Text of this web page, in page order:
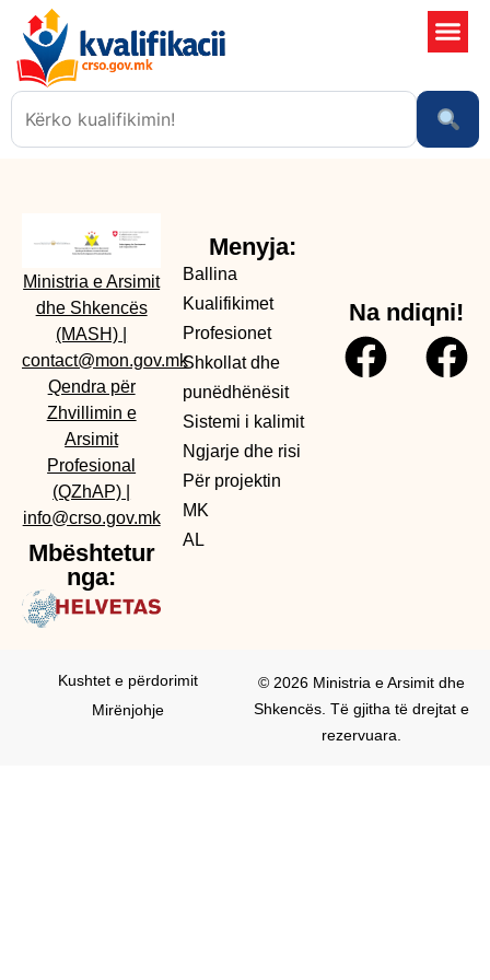
Ministria e Arsimit
dhe Shkencës
(MASH)
contact@mon.gov.mk
Qendra për
Zhvillimin e
Arsimit
Profesional
(QZhAP)
info@crso.gov.mk
Mbështetur
nga:
Menyja:
Ballina
Kualifikimet
Profesionet
Shkollat dhe
punëdhënësit
Sistemi i kalimit
Ngjarje dhe risi
Për projektin
MK
AL
Na ndiqni!
© 2026 Ministria e Arsimit dhe
Shkencës. Të gjitha të drejtat e
rezervuara.
Kushtet e përdorimit
Mirënjohje